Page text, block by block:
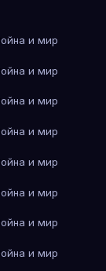
и мир
и мир
и мир
и мир
и мир
и мир
и мир
и мир